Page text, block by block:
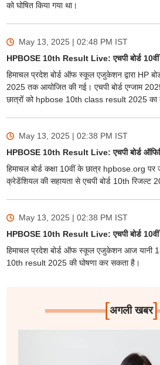
को घोषित किया गया था।
May 13, 2025 | 02:48 PM IST
HPBOSE 10th Result Live: एचपी बोर्ड 10वीं
हिमाचल प्रदेश बोर्ड ऑफ स्कूल एजुकेशन द्वारा HP
2025 तक आयोजित की गई। एचपी बोर्ड एग्जाम
छात्रों को hpbose 10th class result 2025 का
May 13, 2025 | 02:38 PM IST
HPBOSE 10th Result Live: एचपी बोर्ड
हिमाचल बोर्ड कक्षा 10वीं के छात्र hpbose.org
क्रेडेंशियल की सहायता से एचपी बोर्ड 10th
May 13, 2025 | 02:38 PM IST
HPBOSE 10th Result Live: एचपी बोर्ड 10वीं
हिमाचल प्रदेश बोर्ड ऑफ स्कूल एजुकेशन आज यानी
10th result 2025 की घोषणा कर सकता है।
[अगली खबर]